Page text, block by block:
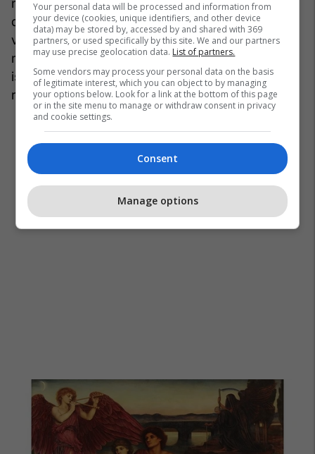
dyshim, De Morgani u ndikua gjithashtu nga
vjehrra e saj, Sophia, një spiritualiste dhe
mediume e njohur. Me aq shumë jetë të humbura,
ishte gjë tërheqëse të besoje se mund të
rivendosje kontaktin me të ndjerët.
Your personal data will be processed and information from
your device (cookies, unique identifiers, and other device
data) may be stored by, accessed by and shared with 369
partners, or used specifically by this site. We and our partners
may use precise geolocation data. List of partners.
Some vendors may process your personal data on the basis
of legitimate interest, which you can object to by managing
your options below. Look for a link at the bottom of this page
or in the site menu to manage or withdraw consent in privacy
and cookie settings.
Consent
Manage options